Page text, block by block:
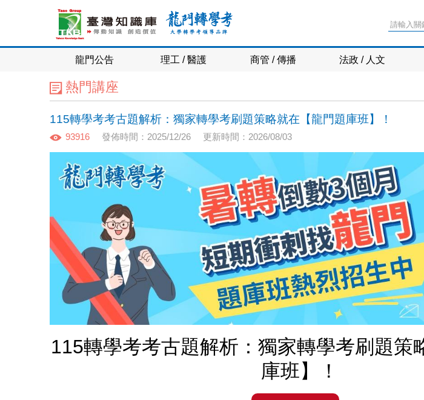
龍門公告 理工 / 醫護 商管 / 傳播 法政 / 人文
熱門講座
115轉學考考古題解析：獨家轉學考刷題策略就在【龍門題庫班】！
93916 發佈時間：2025/12/26 更新時間：2026/08/03
115轉學考考古題解析：獨家轉學考刷題策
庫班】！